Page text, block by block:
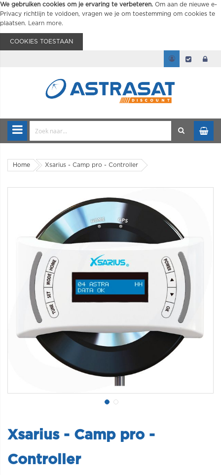
We gebruiken cookies om je ervaring te verbeteren. Om aan de nieuwe e-
Privacy richtlijn te voldoen, vragen we je om toestemming om cookies te
plaatsen.
Learn more.
COOKIES TOESTAAN
Home Xsarius - Camp pro - Controller
Xsarius - Camp pro -
Controller